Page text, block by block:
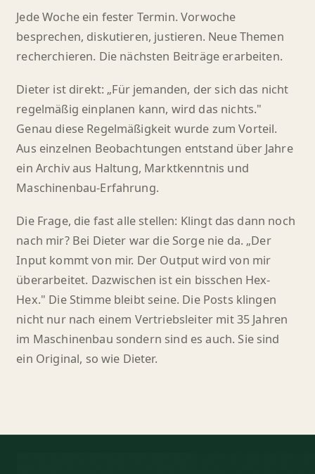
Jede Woche ein fester Termin. Vorwoche
besprechen, diskutieren, justieren. Neue Themen
recherchieren. Die nächsten Beiträge erarbeiten.
Dieter ist direkt: „Für jemanden, der sich das nicht
regelmäßig einplanen kann, wird das nichts."
Genau diese Regelmäßigkeit wurde zum Vorteil.
Aus einzelnen Beobachtungen entstand über Jahre
ein Archiv aus Haltung, Marktkenntnis und
Maschinenbau-Erfahrung.
Die Frage, die fast alle stellen: Klingt das dann noch
nach mir? Bei Dieter war die Sorge nie da. „Der
Input kommt von mir. Der Output wird von mir
überarbeitet. Dazwischen ist ein bisschen Hex-
Hex." Die Stimme bleibt seine. Die Posts klingen
nicht nur nach einem Vertriebsleiter mit 35 Jahren
im Maschinenbau sondern sind es auch. Sie sind
ein Original, so wie Dieter.